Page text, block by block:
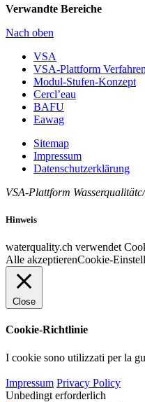
Verwandte Bereiche
Nach oben
VSA
VSA-Plattform
Modul-Stufen-Konzept
Cercl’eau
BAFU
Eawag
Sitemap
Impressum
Datenschutzerklärung
VSA-Plattform Wasserqualität
Hinweis
waterquality.ch verwendet
Alle akzeptierenCookie-
Close
Cookie-Richtlinie
I cookie sono utilizzati per la
Impressum Privacy Policy
Unbedingt erforderlich